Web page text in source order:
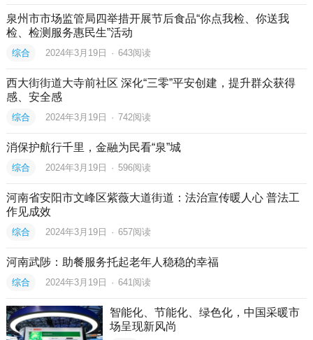
泉州市市场监管局四举措开展节后食品“你点我检、你送我
检、检测服务惠民生”活动
综合 2024年3月19日 · 643阅读
西大街街道大寺前社区 深化“三零”平安创建，提升群众获得
感、安全感
综合 2024年3月19日 · 742阅读
消保护航行千里，金融为民看“泉”城
综合 2024年3月19日 · 596阅读
河南省安阳市文峰区紫薇大道街道：法治宣传暖人心 普法工
作见成效
综合 2024年3月19日 · 657阅读
河南武陟：助餐服务托起老年人稳稳的幸福
综合 2024年3月19日 · 641 阅读
智能化、节能化、绿色化，中国采暖市
场呈现新风尚